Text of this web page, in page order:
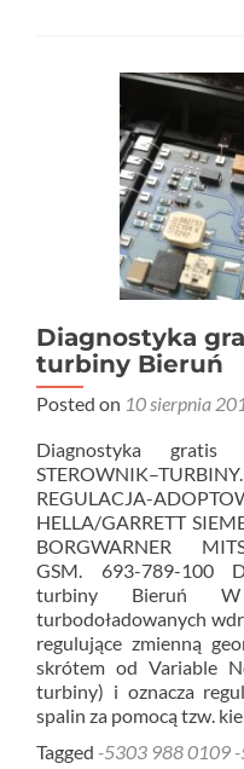
Diagnostyka
turbiny Bieruń
Posted on 10 sierpnia
Diagnostyka
REGULACJA-
HELLA/GARRETT
BORGWARNER
GSM. 693-789-100
turbiny Bieruń W
turbodoładowanych
regulujące zmienną
skrótem od Variable
turbiny) i oznacza
spalin za pomocą tzw.
Tagged -5303 988 0109